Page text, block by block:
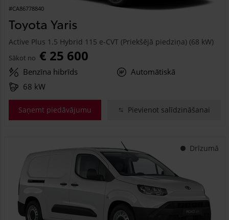
#CA86778840
Toyota Yaris
Active Plus 1.5 Hybrid 115 e-CVT (Priekšējā piedziņa) (68 kW)
Sākot no € 25 600
Benzīna hibrīds
Automātiskā
68 kW
Saņemt piedāvājumu Pievienot salīdzināšanai
Drīzumā